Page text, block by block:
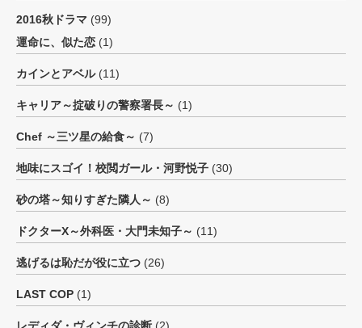
2016秋ドラマ (99)
運命に、似た恋 (1)
カインとアベル(11)
キャリア～掟破りの警察署長～ (1)
Chef ～三ツ星の給食～ (7)
地味にスゴイ！校閲ガール・河野悦子 (30)
砂の塔～知りすぎた隣人～ (8)
ドクターX～外科医・大門未知子～ (11)
逃げるは恥だが役に立つ (26)
LAST COP (1)